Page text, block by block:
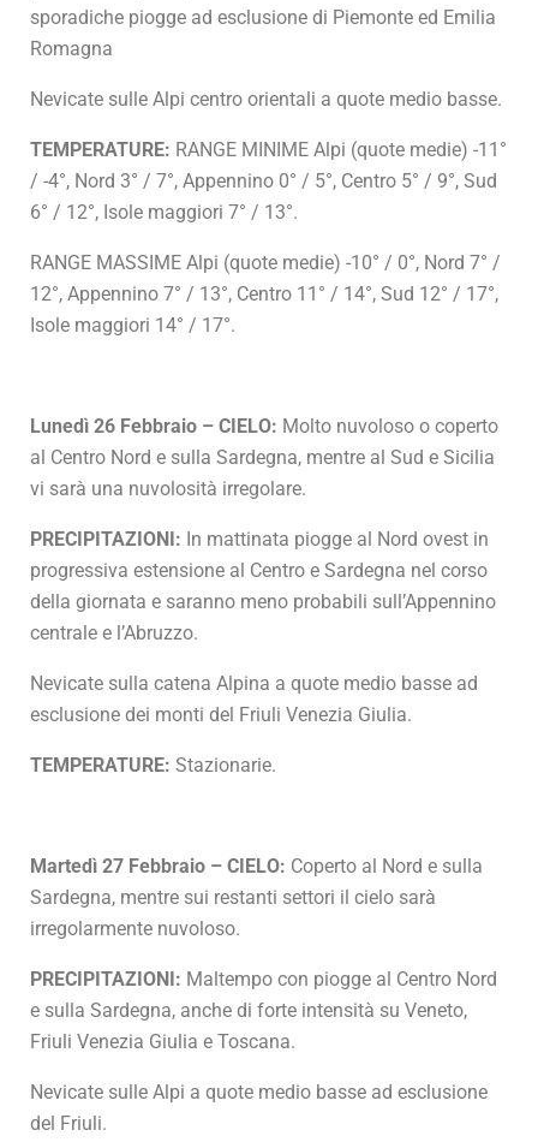
sporadiche piogge ad esclusione di Piemonte ed Emilia
Romagna
Nevicate sulle Alpi centro orientali a quote medio basse.
TEMPERATURE: RANGE MINIME Alpi (quote medie) -11°
/ -4°, Nord 3° / 7°, Appennino 0° / 5°, Centro 5° / 9°, Sud
6° / 12°, Isole maggiori 7° / 13°.
RANGE MASSIME Alpi (quote medie) -10° / 0°, Nord 7° /
12°, Appennino 7° / 13°, Centro 11° / 14°, Sud 12° / 17°,
Isole maggiori 14° / 17°.
Lunedì 26 Febbraio – CIELO: Molto nuvoloso o coperto
al Centro Nord e sulla Sardegna, mentre al Sud e Sicilia
vi sarà una nuvolosità irregolare.
PRECIPITAZIONI: In mattinata piogge al Nord ovest in
progressiva estensione al Centro e Sardegna nel corso
della giornata e saranno meno probabili sull’Appennino
centrale e l’Abruzzo.
Nevicate sulla catena Alpina a quote medio basse ad
esclusione dei monti del Friuli Venezia Giulia.
TEMPERATURE: Stazionarie.
Martedì 27 Febbraio – CIELO: Coperto al Nord e sulla
Sardegna, mentre sui restanti settori il cielo sarà
irregolarmente nuvoloso.
PRECIPITAZIONI: Maltempo con piogge al Centro Nord
e sulla Sardegna, anche di forte intensità su Veneto,
Friuli Venezia Giulia e Toscana.
Nevicate sulle Alpi a quote medio basse ad esclusione
del Friuli.